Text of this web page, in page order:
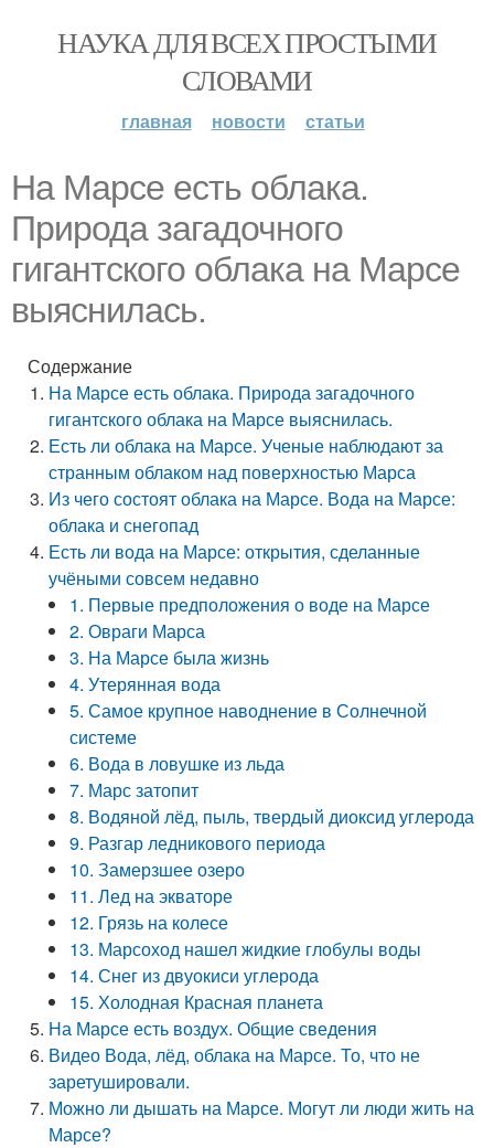
НАУКА ДЛЯ ВСЕХ ПРОСТЫМИ
СЛОВАМИ
главная новости статьи
На Марсе есть облака.
Природа загадочного
гигантского облака на Марсе
выяснилась.
Содержание
На Марсе есть облака. Природа загадочного
гигантского облака на Марсе выяснилась.
Есть ли облака на Марсе. Ученые наблюдают за
странным облаком над поверхностью Марса
Из чего состоят облака на Марсе. Вода на Марсе:
облака и снегопад
Есть ли вода на Марсе: открытия, сделанные
учёными совсем недавно
1. Первые предположения о воде на Марсе
2. Овраги Марса
3. На Марсе была жизнь
4. Утерянная вода
5. Самое крупное наводнение в Солнечной
системе
6. Вода в ловушке из льда
7. Марс затопит
8. Водяной лёд, пыль, твердый диоксид углерода
9. Разгар ледникового периода
10. Замерзшее озеро
11. Лед на экваторе
12. Грязь на колесе
13. Марсоход нашел жидкие глобулы воды
14. Снег из двуокиси углерода
15. Холодная Красная планета
На Марсе есть воздух. Общие сведения
Видео Вода, лёд, облака на Марсе. То, что не
заретушировали.
Можно ли дышать на Марсе. Могут ли люди жить на
Марсе?